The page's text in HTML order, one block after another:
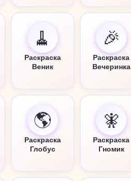
🧹
Раскраска
Веник
🎉
Раскраска
Вечеринка
🌎
Раскраска
Глобус
🧚
Раскраска
Гномик